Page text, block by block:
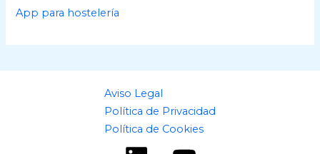
App para hostelería
Aviso Legal
Política de Privacidad
Política de Cookies